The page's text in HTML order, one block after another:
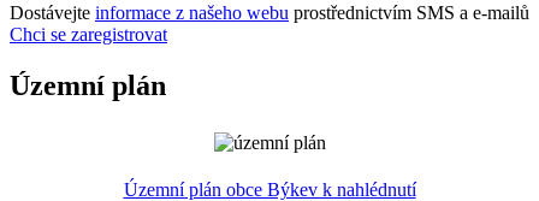
Dostávejte informace z našeho webu prostřednictvím SMS a e-mailů
Chci se zaregistrovat
Územní plán
Územní plán obce Býkev k nahlédnutí